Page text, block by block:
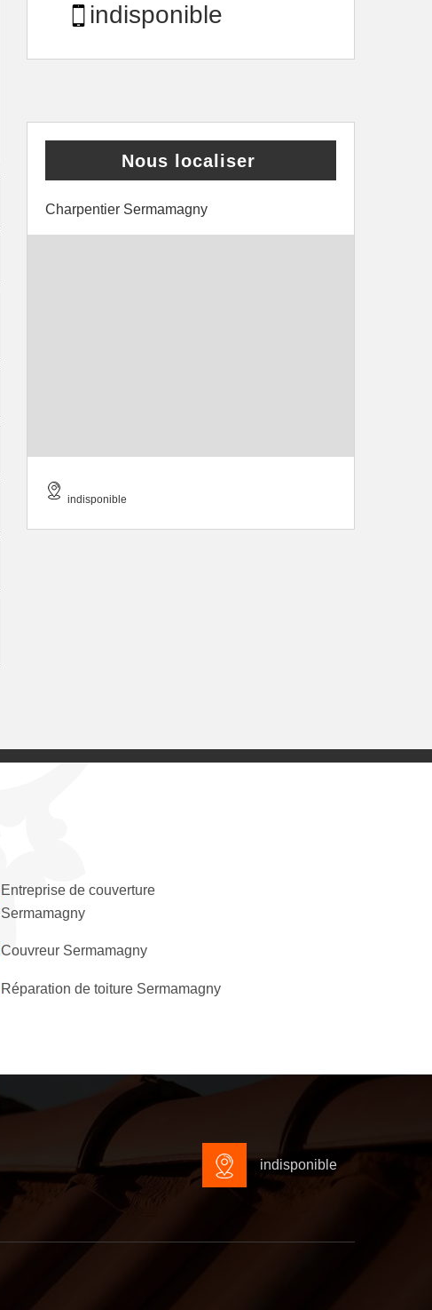
indisponible
Nous localiser
Charpentier Sermamagny
indisponible
Entreprise de couverture
Sermamagny
Couvreur Sermamagny
Réparation de toiture Sermamagny
indisponible